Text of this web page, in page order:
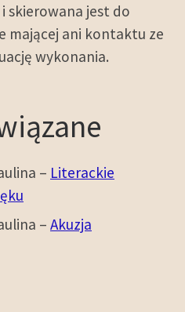
skierowana jest do
mającej ani kontaktu ze
wykonania.
– Literackie
– Akuzja